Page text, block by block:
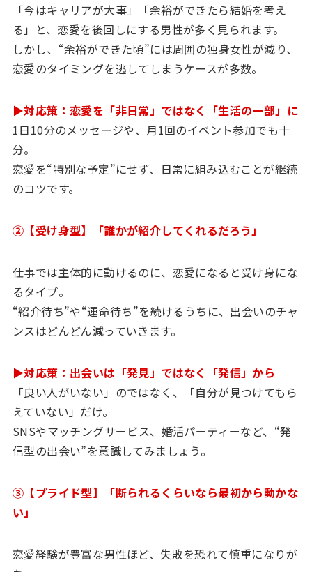
「今はキャリアが大事」「余裕ができたら結婚を考え
る」と、恋愛を後回しにする男性が多く見られます。
しかし、“余裕ができた頃”には周囲の独身女性が減り、
恋愛のタイミングを逃してしまうケースが多数。
▶対応策：恋愛を「非日常」ではなく「生活の一部」に
1日10分のメッセージや、月1回のイベント参加でも十
分。
恋愛を“特別な予定”にせず、日常に組み込むことが継続
のコツです。
②【受け身型】「誰かが紹介してくれるだろう」
仕事では主体的に動けるのに、恋愛になると受け身にな
るタイプ。
“紹介待ち”や“運命待ち”を続けるうちに、出会いのチャ
ンスはどんどん減っていきます。
▶対応策：出会いは「発見」ではなく「発信」から
「良い人がいない」のではなく、「自分が見つけてもら
えていない」だけ。
SNSやマッチングサービス、婚活パーティーなど、“発
信型の出会い”を意識してみましょう。
③【プライド型】「断られるくらいなら最初から動かな
い」
恋愛経験が豊富な男性ほど、失敗を恐れて慎重になりが